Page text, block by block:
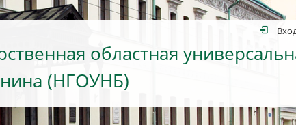
областная
(НГОУНБ)